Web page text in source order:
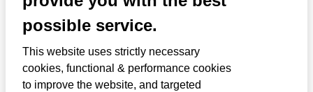
Louwman heeft een 100% belang genomen
in autoverhuurketen en franchiseformule
Autohopper. Met ruim 120 vestigingen door
heel Nederland is Autohopper de grootste
possible service.
This website uses strictly necessary
cookies, functional & performance cookies
to improve the website, and targeted